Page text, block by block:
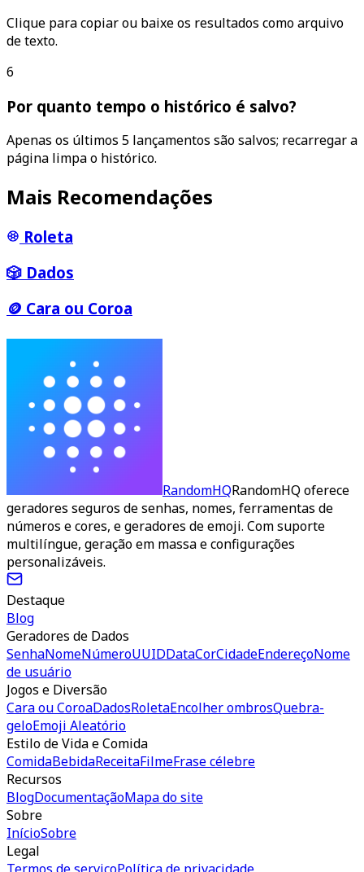
Clique para copiar ou baixe os resultados como arquivo
de texto.
6
Por quanto tempo o histórico é salvo?
Apenas os últimos 5 lançamentos são salvos; recarregar a
página limpa o histórico.
Mais Recomendações
Roleta
🎲 Dados
🪙 Cara ou Coroa
RandomHQRandomHQ oferece
geradores seguros de senhas, nomes, ferramentas de
números e cores, e geradores de emoji. Com suporte
multilíngue, geração em massa e configurações
personalizáveis.
Destaque
Blog
Geradores de Dados
SenhaNomeNúmeroUUIDDataCorCidadeEndereçoNome
de usuário
Jogos e Diversão
Cara ou CoroaDadosRoletaEncolher ombrosQuebra-
geloEmoji Aleatório
Estilo de Vida e Comida
ComidaBebidaReceitaFilmeFrase célebre
Recursos
BlogDocumentaçãoMapa do site
Sobre
InícioSobre
Legal